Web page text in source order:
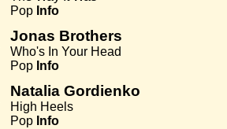
Pop Info
Jonas Brothers
Who's In Your Head
Pop Info
Natalia Gordienko
High Heels
Pop Info